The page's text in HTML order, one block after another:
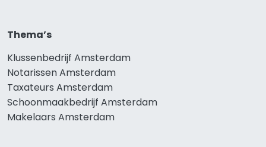
Thema’s
Klussenbedrijf Amsterdam
Notarissen Amsterdam
Taxateurs Amsterdam
Schoonmaakbedrijf Amsterdam
Makelaars Amsterdam